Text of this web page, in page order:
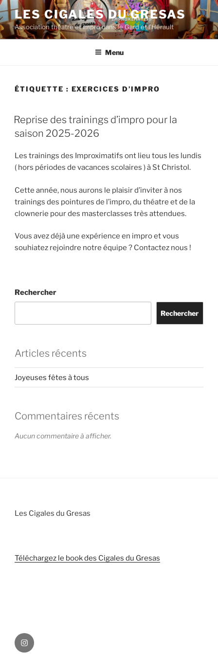
Aller
au
contenu
principal
LES CIGALES DU GRESAS
Association théatre et impro dans le Gard et l'Hérault
Menu
ÉTIQUETTE : EXERCICES D’IMPRO
Reprise des trainings d’impro pour la
saison 2025-2026
Les trainings des Improximatifs ont lieu tous les lundis
( hors périodes de vacances scolaires ) à St Christol.
Cette année, nous aurons le plaisir d’inviter à nos
trainings des pointures de l’impro, du théatre et de la
clownerie pour des masterclasses très attendues.
Vous avez déjà une expérience en impro et vous
souhiatez rejoindre notre équipe ? Contactez nous !
Rechercher
Rechercher
Articles récents
Joyeuses fêtes à tous
Commentaires récents
Aucun commentaire à afficher.
Les Cigales du Gresas
Téléchargez le book des Cigales du Gresas
Instagram
des